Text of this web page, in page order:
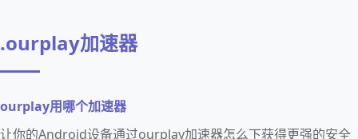
.ourplay加速器
ourplay用哪个加速器
让你的Android设备通过ourplay加速器怎么下获得更强的安全